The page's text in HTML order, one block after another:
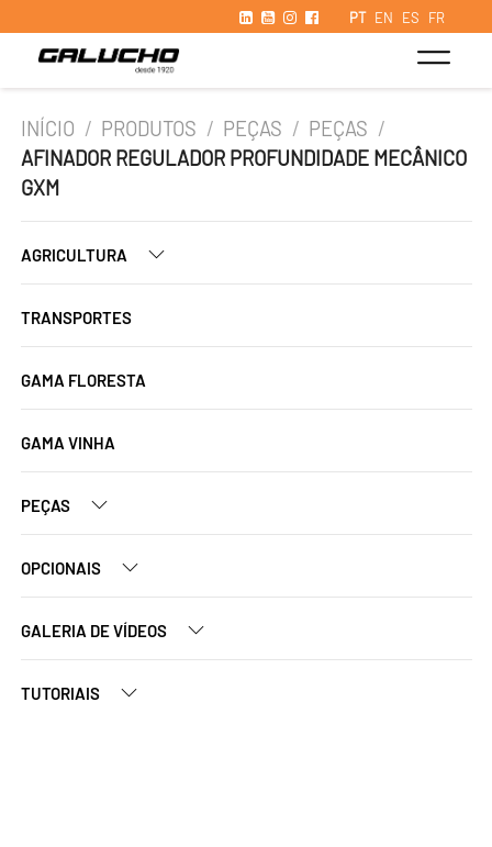
PT EN ES FR
INÍCIO / PRODUTOS / PEÇAS / PEÇAS /
AFINADOR REGULADOR PROFUNDIDADE MECÂNICO
GXM
AGRICULTURA
TRANSPORTES
GAMA FLORESTA
GAMA VINHA
PEÇAS
OPCIONAIS
GALERIA DE VÍDEOS
TUTORIAIS